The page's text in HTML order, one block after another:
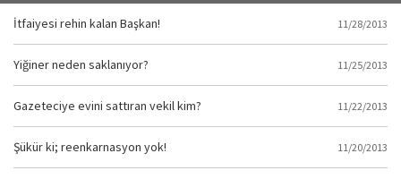
İtfaiyesi rehin kalan Başkan! 11/28/2013
Yiğiner neden saklanıyor? 11/25/2013
Gazeteciye evini sattıran vekil kim? 11/22/2013
Şükür ki; reenkarnasyon yok! 11/20/2013